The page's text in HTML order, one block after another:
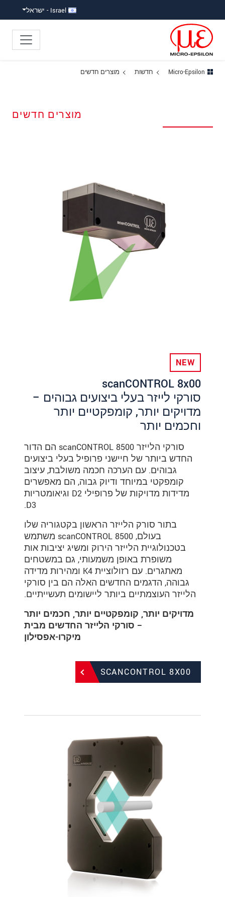
Israel - ישראל
Micro-Epsilon חדשות מוצרים חדשים
מוצרים חדשים
NEW
scanCONTROL 8x00
סורקי לייזר בעלי ביצועים גבוהים –
מדויקים יותר, קומפקטיים יותר
וחכמים יותר
סורקי הלייזר scanCONTROL 8500 הם הדור
החדש ביותר של חיישני פרופיל בעלי ביצועים
גבוהים. עם הערכה חכמה משולבת, עיצוב
קומפקטי במיוחד ודיוק גבוה, הם מאפשרים
מדידות מדויקות של פרופילי 2‏D וגיאומטריות
3‏D.
בתור סורק הלייזר הראשון בקטגוריה שלו
בעולם, scanCONTROL 8500 משתמש
בטכנולוגיית הלייזר הירוק ומשיג יציבות אות
משופרת באופן משמעותי, גם במשטחים
מאתגרים. עם רזולוציית 4‏K ומהירות מדידה
גבוהה, הדגמים החדשים האלה הם בין סורקי
הלייזר העוצמתיים ביותר ליישומים תעשייתיים.
מדויקים יותר, קומפקטיים יותר, חכמים יותר
– סורקי הלייזר החדשים מבית
מיקרו-אפסילון
SCANCONTROL 8X00